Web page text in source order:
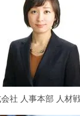
社 人事本部 人材